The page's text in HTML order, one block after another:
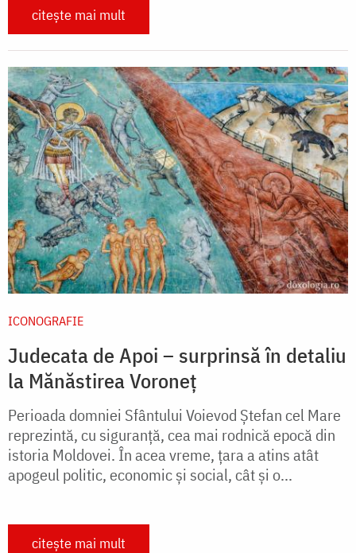
citește mai mult
ICONOGRAFIE
Judecata de Apoi – surprinsă în detaliu
la Mănăstirea Voroneț
Perioada domniei Sfântului Voievod Ştefan cel Mare
reprezintă, cu siguranţă, cea mai rodnică epocă din
istoria Moldovei. În acea vreme, ţara a atins atât
apogeul politic, economic şi social, cât şi o...
citește mai mult